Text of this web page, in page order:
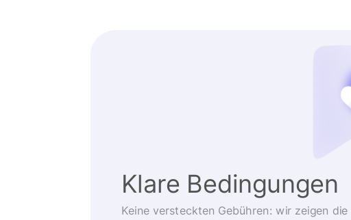
Klare Bedingungen
Keine versteckten Gebühren: wir zeigen die